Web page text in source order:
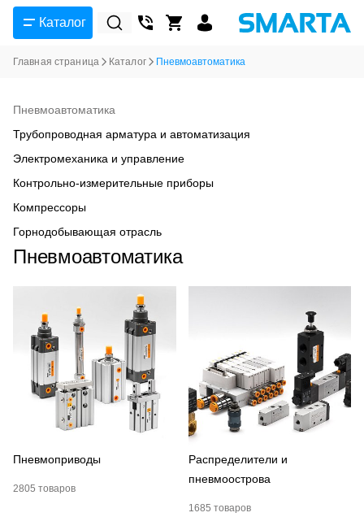
Каталог
Главная страница Каталог Пневмоавтоматика
Пневмоавтоматика
Трубопроводная арматура и автоматизация
Электромеханика и управление
Контрольно-измерительные приборы
Компрессоры
Горнодобывающая отрасль
Пневмоавтоматика
Пневмоприводы
2805 товаров
Распределители и
пневмоострова
1685 товаров